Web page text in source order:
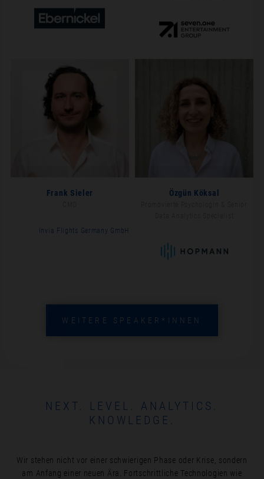
Frank Sieler
Invia Flights Germany GmbH
Özgün Köksal
WEITERE SPEAKER*INNEN
NEXT. LEVEL. ANALYTICS.
KNOWLEDGE.
Wir stehen nicht vor einer schwierigen Phase oder Krise, sondern
am Anfang einer neuen Ära. Fortschrittliche Technologien wie